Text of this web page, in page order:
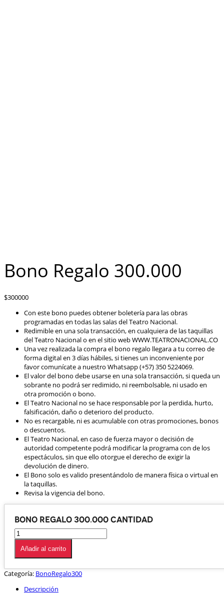
Bono Regalo 300.000
$300000
Con este bono puedes obtener boletería para las obras
programadas en todas las salas del Teatro Nacional.
Redimible en una sola transacción, en cualquiera de las taquillas
del Teatro Nacional o en el sitio web WWW.TEATRONACIONAL.CO
Una vez realizada la compra el bono regalo llegara a tu correo de
forma digital en 3 días hábiles, si tienes un inconveniente por
favor comunícate a nuestro Whatsapp (+57) 350 5224069.
El valor del bono debe usarse en una sola transacción, si queda un
sobrante no podrá ser redimido, ni reembolsable, ni usado en
otra promoción o bono.
El Teatro Nacional no se hace responsable por la perdida, hurto,
falsificación, daño o deterioro del producto.
No es recargable, ni es acumulable con otras promociones, bonos
o descuentos.
El Teatro Nacional, en caso de fuerza mayor o decisión de
autoridad competente podrá modificar la programa con de los
espectáculos, sin que ello otorgue el derecho de exigir la
devolución de dinero.
El Bono solo es valido presentándolo de manera física o virtual en
la taquillas.
Revisa la vigencia del bono.
Bono Regalo 300.000 cantidad
Añadir al carrito
Categoría: BonoRegalo300
Descripción